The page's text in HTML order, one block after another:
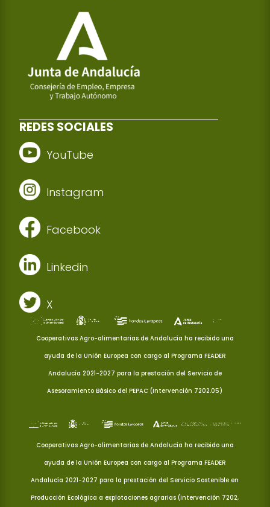
REDES SOCIALES
YouTube
Instagram
Facebook
Linkedin
X
Cooperativas Agro-alimentarias de Andalucía ha recibido una
ayuda de la Unión Europea con cargo al Programa FEADER
Andalucía 2021-2027 para la prestación del Servicio de
Asesoramiento Básico del PEPAC (Intervención 7202.05)
Cooperativas Agro-alimentarias de Andalucía ha recibido una
ayuda de la Unión Europea con cargo al Programa FEADER
Andalucía 2021-2027 para la prestación del Servicio Sostenible en
Producción Ecológica a explotaciones agrarias (Intervención 7202,